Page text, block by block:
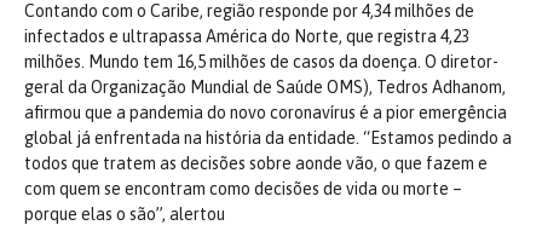
Contando com o Caribe, região responde por 4,34 milhões de
infectados e ultrapassa América do Norte, que registra 4,23
milhões. Mundo tem 16,5 milhões de casos da doença. O diretor-
geral da Organização Mundial de Saúde OMS), Tedros Adhanom,
afirmou que a pandemia do novo coronavírus é a pior emergência
global já enfrentada na história da entidade. “Estamos pedindo a
todos que tratem as decisões sobre aonde vão, o que fazem e
com quem se encontram como decisões de vida ou morte –
porque elas o são”, alertou